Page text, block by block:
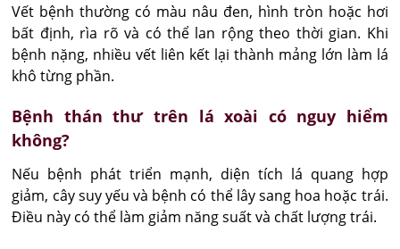
Vết bệnh thường có màu nâu đen, hình tròn hoặc hơi
bất định, rìa rõ và có thể lan rộng theo thời gian. Khi
bệnh nặng, nhiều vết liên kết lại thành mảng lớn làm lá
khô từng phần.
Bệnh thán thư trên lá xoài có nguy hiểm
không?
Nếu bệnh phát triển mạnh, diện tích lá quang hợp
giảm, cây suy yếu và bệnh có thể lây sang hoa hoặc trái.
Điều này có thể làm giảm năng suất và chất lượng trái.